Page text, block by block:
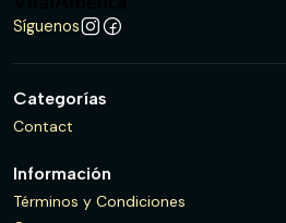
Síguenos
Categorías
Contact
Información
Términos y Condiciones